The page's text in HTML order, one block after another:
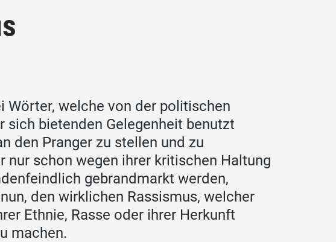
Wörter, welche von der politischen
sich bietenden Gelegenheit benutzt
den Pranger zu stellen und zu
nur schon wegen ihrer kritischen Haltung
gebrandmarkt werden,
den wirklichen Rassismus, welcher
Ethnie, Rasse oder ihrer Herkunft
machen.